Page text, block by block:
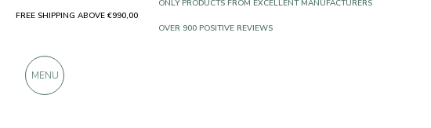
FREE SHIPPING ABOVE €990,00
MENU